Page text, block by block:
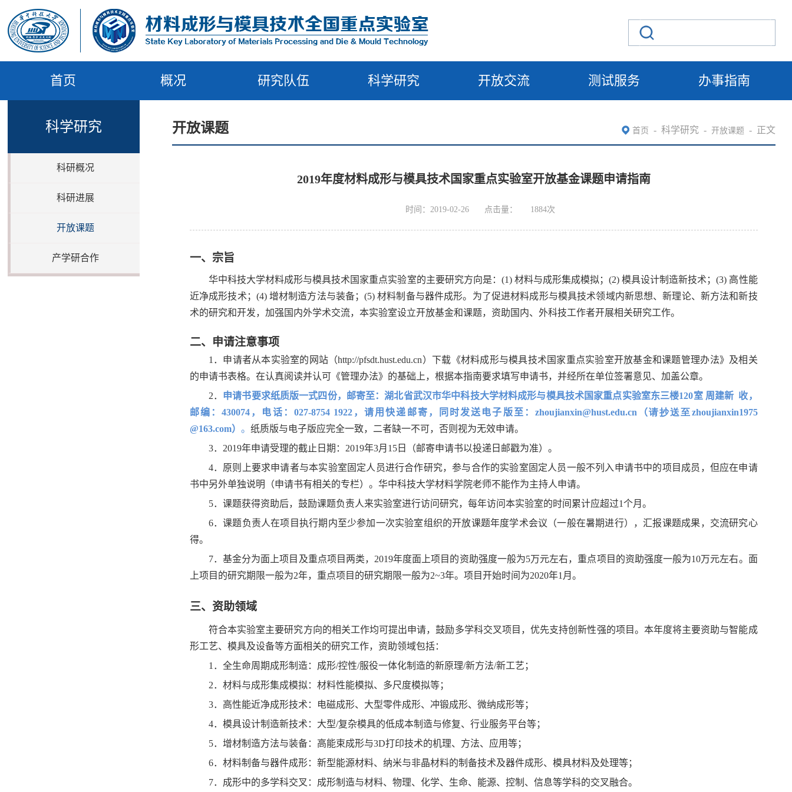
首页 概况 研究队伍 科学研究 开放交流 测试服务 办事指南
科学研究
科研概况
科研进展
开放课题
产学研合作
开放课题 首页 - 科学研究 - 开放课题 - 正文
2019年度材料成形与模具技术国家重点实验室开放基金课题申请指南
时间：2019-02-26 点击量： 1884次
一、宗旨
华中科技大学材料成形与模具技术国家重点实验室的主要研究方向是： (1) 材料与成形集成模拟；(2)模具设计制造新技术；(3) 高性能
近净成形技术； (4) 增材制造方法与装备；(5)材料制备与器件成形。为了促进材料成形与模具技术领域内新思想、新理论、新方法和新技
术的研究和开发，加强国内外学术交流，本实验室设立开放基金和课题，资助国内、外科技工作者开展相关研究工作。
二、 申请注意事项
1 ．申请者从本实验室的网站（http://pfsdt.hust.edu.cn）下载《材料成形与模具技术国家重点实验室开放基金和课题管理办法》及相关
的申请书表格。在认真阅读并认可《管理办法》的基础上，根据本指南要求填写申请书，并经所在单位签署意见、加盖公章。
2． 申请书要求纸质版一式四份， 邮寄至：湖北省武汉市华中科技大学材料成形与模具技术国家重点实验室东三楼120室 周建新 收，
邮编：430074 ，电话：027-8754 1922，请用快递邮寄 ， 同时发送电子版至： zhoujianxin@hust.edu.cn （请抄送至zhoujianxin1975
@163.com） 。 纸质版与电子版应完全一致，二者缺一不可，否则视为无效申请。
3． 2019年申请受理的截止日期： 2019年3月 15日（邮寄申请书以投递日邮戳为准）。
4．原则上要求申请者与本实验室固定人员进行合作研究，参与合作的实验室固定人员一般不列入申请书中的项目成员，但应在申请
书中另外单独说明（申请书有相关的专栏）。华中科技大学材料学院老师不能作为主持人申请。
5．课题获得资助后，鼓励课题负责人来实验室进行访问研究，每年访问本实验室的时间累计应超过1个月。
6．课题负责人在项目执行期内至少参加一次实验室组织的开放课题年度学术会议（一般在暑期进行），汇报课题成果，交流研究心
得。
7．基金分为面上项目及重点项目两类， 2019年度面上项目的资助强度一般为5万元左右，重点项目的资助强度一般为10万元左右。面
上项目的研究期限一般为2年，重点项目的研究期限一般为2~3年。项目开始时间为2020年1 月。
三、资助领域
符合本实验室主要研究方向的相关工作均可提出申请，鼓励多学科交叉项目，优先支持创新性强的项目。本年度将主要资助与智能成
形工艺、模具及设备等方面相关的研究工作，资助领域包括：
1 ．全生命周期成形制造：成形/控性/服役一体化制造的新原理/新方法/新工艺；
2．材料与成形集成模拟：材料性能模拟、多尺度模拟等；
3．高性能近净成形技术：电磁成形、大型零件成形、冲锻成形、微纳成形等；
4．模具设计制造新技术：大型/复杂模具的低成本制造与修复、行业服务平台等；
5．增材制造方法与装备：高能束成形与3D打印技术的机理、方法、应用等；
6．材料制备与器件成形：新型能源材料、纳米与非晶材料的制备技术及器件成形、模具材料及处理等；
7．成形中的多学科交叉：成形制造与材料、物理、化学、生命、能源、控制、信息等学科的交叉融合。